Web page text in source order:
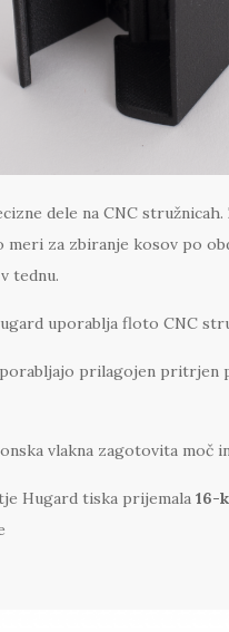
dele na CNC
za zbiranje kosov po
tednu.
uporablja floto CNC
prilagojen pritrjen
vlakna zagotovita
Hugard tiska prijemala 16-